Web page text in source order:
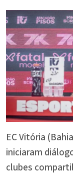
EC Vitória
iniciaram
clubes